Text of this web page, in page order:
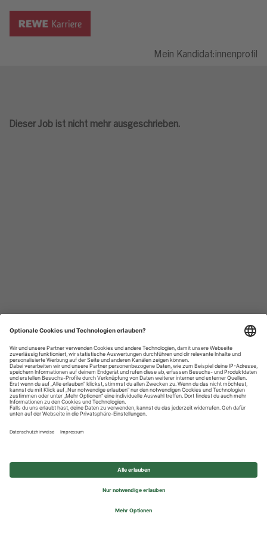
Mein Kandidat:innenprofil
Dieser Job ist nicht mehr ausgeschrieben.
Datenschutzhinweise
Impressum
Privatsphäre-Einstellungen
© 2026 REWE Group - All rights reserved